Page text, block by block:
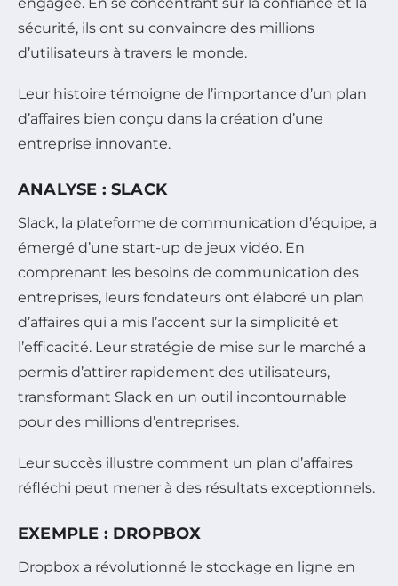
sécurité, ils ont su convaincre des millions
d’utilisateurs à travers le monde.
Leur histoire témoigne de l’importance d’un plan
d’affaires bien conçu dans la création d’une
entreprise innovante.
ANALYSE : SLACK
Slack, la plateforme de communication d’équipe, a
émergé d’une start-up de jeux vidéo. En
comprenant les besoins de communication des
entreprises, leurs fondateurs ont élaboré un plan
d’affaires qui a mis l’accent sur la simplicité et
l’efficacité. Leur stratégie de mise sur le marché a
permis d’attirer rapidement des utilisateurs,
transformant Slack en un outil incontournable
pour des millions d’entreprises.
Leur succès illustre comment un plan d’affaires
réfléchi peut mener à des résultats exceptionnels.
EXEMPLE : DROPBOX
Dropbox a révolutionné le stockage en ligne en